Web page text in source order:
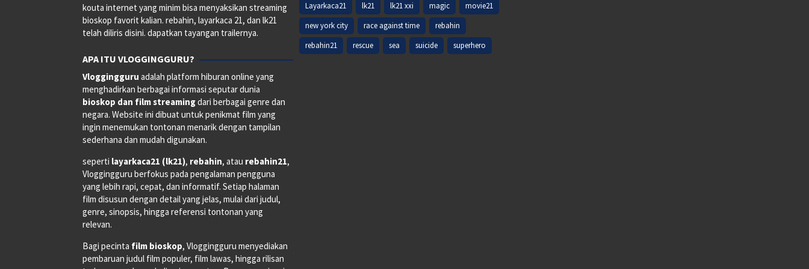
kouta internet yang minim bisa menyaksikan streaming
bioskop favorit kalian. rebahin, layarkaca 21, dan lk21
telah diliris disini. dapatkan tayangan trailernya.
APA ITU VLOGGINGGURU?
Vloggingguru adalah platform hiburan online yang
menghadirkan berbagai informasi seputar dunia
bioskop dan film streamingdari berbagai genre dan
negara. Website ini dibuat untuk penikmat film yang
ingin menemukan tontonan menarik dengan tampilan
sederhana dan mudah digunakan.
seperti layarkaca21 (lk21), rebahin, atau rebahin21,
Vloggingguru berfokus pada pengalaman pengguna
yang lebih rapi, cepat, dan informatif. Setiap halaman
film disusun dengan detail yang jelas, mulai dari judul,
genre, sinopsis, hingga referensi tontonan yang
relevan.
Bagi pecinta film bioskop, Vloggingguru menyediakan
pembaruan judul film populer, film lawas, hingga rilisan
Layarkaca21
lk21 lk21 xxi magic
movie21
new york city
race against time
rebahin
rebahin21
rescue sea suicide superhero